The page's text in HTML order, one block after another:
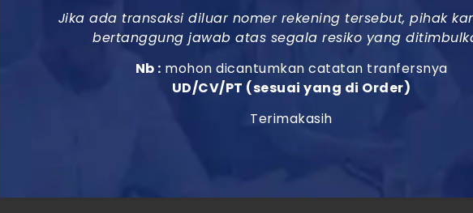
perhitungan utama:
dan finishing dilakukan di dalam negeri.
(terutama tenaga ahli).
Jika ada transaksi diluar nomer rekening tersebut, pihak
bertanggung jawab atas segala resiko yang
Nb : mohon dicantumkan catatan tranfersnya
UD/CV/PT (sesuai yang di Order)
Terimakasih